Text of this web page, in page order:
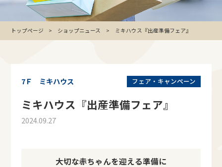
トップページ ショップニュース ミキハウス『出産準備フェア』
フェア・キャンペーン
7Ｆ ミキハウス
ミキハウス『出産準備フェア』
2024.09.27
大切な赤ちゃんを迎える準備に